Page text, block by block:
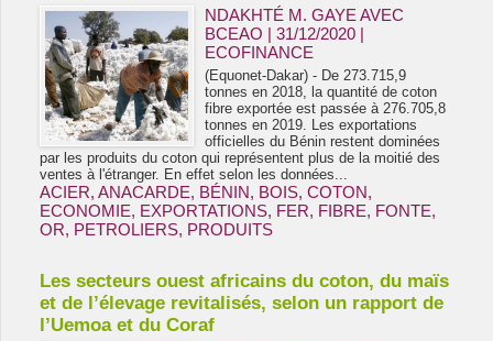
NDAKHTÉ M. GAYE AVEC
BCEAO | 31/12/2020 |
ECOFINANCE
(Equonet-Dakar) - De 273.715,9
tonnes en 2018, la quantité de coton
fibre exportée est passée à 276.705,8
tonnes en 2019. Les exportations
officielles du Bénin restent dominées
par les produits du coton qui représentent plus de la moitié des
ventes à l'étranger. En effet selon les données...
ACIER, ANACARDE, BÉNIN, BOIS, COTON,
ECONOMIE, EXPORTATIONS, FER, FIBRE, FONTE,
OR, PETROLIERS, PRODUITS
Les secteurs ouest africains du coton, du maïs
et de l’élevage revitalisés, selon un rapport de
l’Uemoa et du Coraf